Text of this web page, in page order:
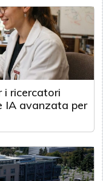
i ricercatori
IA avanzata per